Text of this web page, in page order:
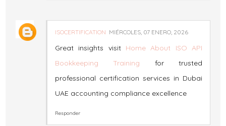
ISOCERTIFICATION MIÉRCOLES, 07 ENERO, 2026
Great insights visit Home About ISO API
Bookkeeping
Training for trusted
professional certification services in Dubai
UAE accounting compliance excellence
Responder